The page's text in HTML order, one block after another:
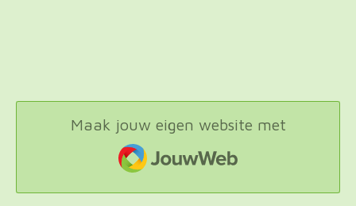
Maak jouw eigen website met
JouwWeb